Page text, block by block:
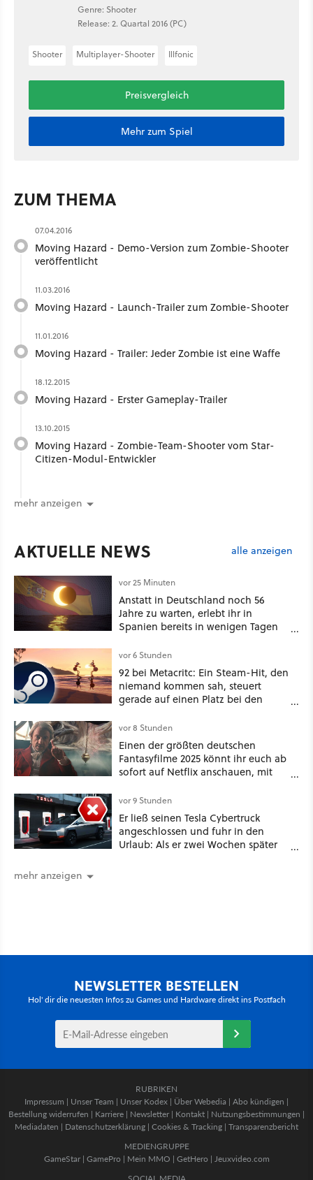
Genre: Shooter
Release: 2. Quartal 2016 (PC)
Shooter Multiplayer-Shooter Illfonic
Preisvergleich
Mehr zum Spiel
ZUM THEMA
07.04.2016
Moving Hazard - Demo-Version zum Zombie-Shooter
veröffentlicht
11.03.2016
Moving Hazard - Launch-Trailer zum Zombie-Shooter
11.01.2016
Moving Hazard - Trailer: Jeder Zombie ist eine Waffe
18.12.2015
Moving Hazard - Erster Gameplay-Trailer
13.10.2015
Moving Hazard - Zombie-Team-Shooter vom Star-
Citizen-Modul-Entwickler
mehr anzeigen
AKTUELLE NEWS alle anzeigen
vor 25 Minuten
Anstatt in Deutschland noch 56
Jahre zu warten, erlebt ihr in
Spanien bereits in wenigen Tagen
vor 6 Stunden
92 bei Metacritc: Ein Steam-Hit, den
niemand kommen sah, steuert
gerade auf einen Platz bei den
vor 8 Stunden
Einen der größten deutschen
Fantasyfilme 2025 könnt ihr euch ab
sofort auf Netflix anschauen, mit
vor 9 Stunden
Er ließ seinen Tesla Cybertruck
angeschlossen und fuhr in den
Urlaub: Als er zwei Wochen später
mehr anzeigen
NEWSLETTER BESTELLEN
Hol' dir die neuesten Infos zu Games und Hardware direkt ins Postfach
RUBRIKEN
Impressum | Unser Team | Unser Kodex | Über Webedia | Abo kündigen |
Bestellung widerrufen | Karriere | Newsletter | Kontakt | Nutzungsbestimmungen |
Mediadaten | Datenschutzerklärung | Cookies & Tracking | Transparenzbericht
MEDIENGRUPPE
GameStar| GamePro | Mein MMO | GetHero | Jeuxvideo.com